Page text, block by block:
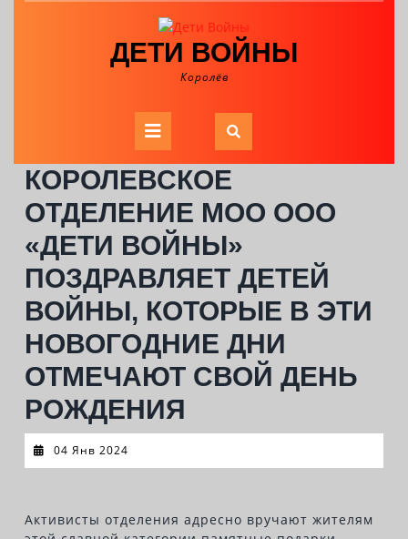
ДЕТИ ВОЙНЫ
Королёв
Open
Button
КОРОЛЕВСКОЕ
ОТДЕЛЕНИЕ МОО ООО
«ДЕТИ ВОЙНЫ»
ПОЗДРАВЛЯЕТ ДЕТЕЙ
ВОЙНЫ, КОТОРЫЕ В ЭТИ
НОВОГОДНИЕ ДНИ
ОТМЕЧАЮТ СВОЙ ДЕНЬ
РОЖДЕНИЯ
04 Янв 2024
Янв
Активисты отделения адресно вручают жителям